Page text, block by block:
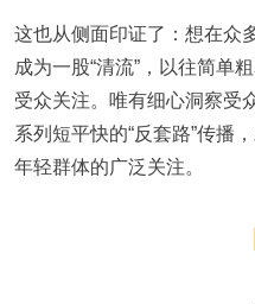
这也从侧面印证了：想在众
成为一股“清流”，以往简单
受众关注。唯有细心洞察受
系列短平快的“反套路”传播
年轻群体的广泛关注。